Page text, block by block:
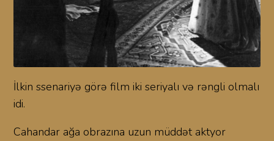
İlkin ssenariyə görə film iki seriyalı və rəngli olmalı
idi.
Cahandar ağa obrazına uzun müddət aktyor